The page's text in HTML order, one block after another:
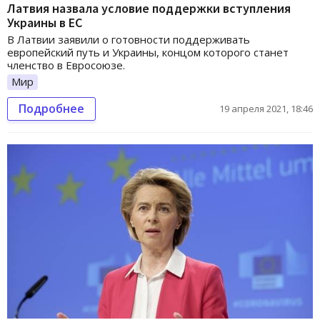
Латвия назвала условие поддержки вступления
Украины в ЕС
В Латвии заявили о готовности поддерживать
европейский путь и Украины, концом которого станет
членство в Евросоюзе.
Мир
Подробнее 19 апреля 2021, 18:46